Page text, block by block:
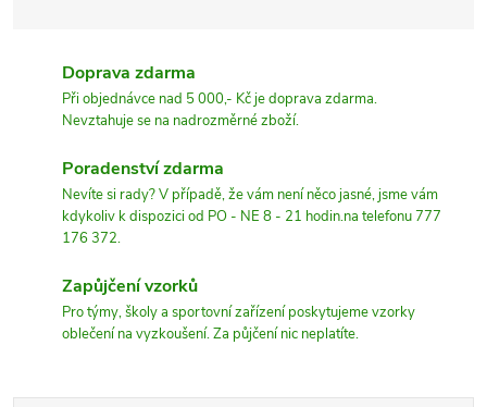
Doprava zdarma
Při objednávce nad 5 000,- Kč je doprava zdarma.
Nevztahuje se na nadrozměrné zboží.
Poradenství zdarma
Nevíte si rady? V případě, že vám není něco jasné, jsme vám
kdykoliv k dispozici od PO - NE 8 - 21 hodin.na telefonu 777
176 372.
Zapůjčení vzorků
Pro týmy, školy a sportovní zařízení poskytujeme vzorky
oblečení na vyzkoušení. Za půjčení nic neplatíte.